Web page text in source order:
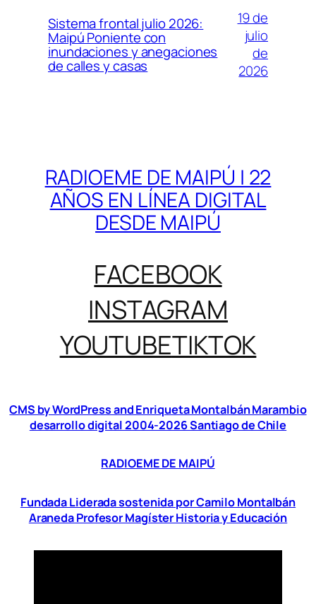
Sistema frontal julio 2026:
Maipú Poniente con
inundaciones y anegaciones
de calles y casas
19 de
julio
de
2026
RADIOEME DE MAIPÚ | 22
AÑOS EN LÍNEA DIGITAL
DESDE MAIPÚ
FACEBOOK
INSTAGRAM
YOUTUBETIKTOK
CMS by WordPress and Enriqueta Montalbán Marambio
desarrollo digital 2004-2026 Santiago de Chile
RADIOEME DE MAIPÚ
Fundada Liderada sostenida por Camilo Montalbán
Araneda Profesor Magíster Historia y Educación